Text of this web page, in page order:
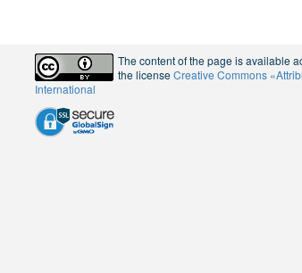
The content of the page is available
the licenseCreative Commons
International